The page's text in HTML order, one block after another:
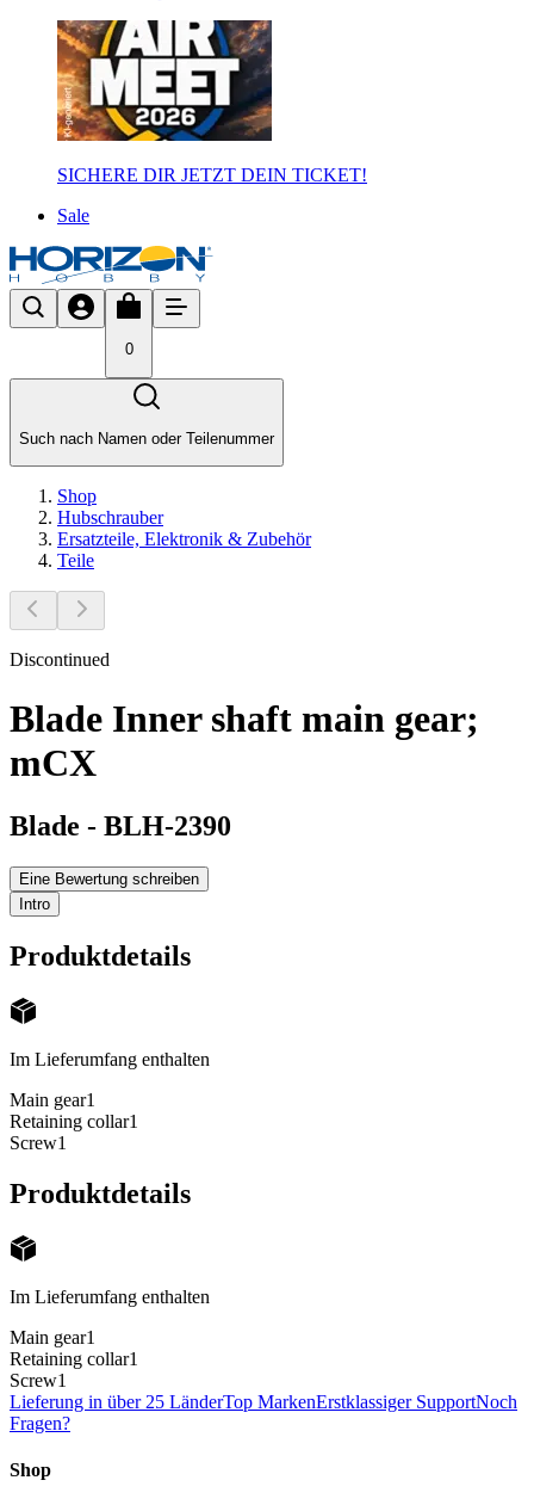
SICHERE DIR JETZT DEIN TICKET!
Sale
0
Such nach Namen oder Teilenummer
Shop
Hubschrauber
Ersatzteile, Elektronik & Zubehör
Teile
Discontinued
Blade Inner shaft main gear;
mCX
Blade - BLH-2390
Eine Bewertung schreiben
Intro
Produktdetails
Im Lieferumfang enthalten
Main gear1
Retaining collar1
Screw1
Produktdetails
Im Lieferumfang enthalten
Main gear1
Retaining collar1
Screw1
Lieferung in über 25 LänderTop MarkenErstklassiger SupportNoch
Fragen?
Shop